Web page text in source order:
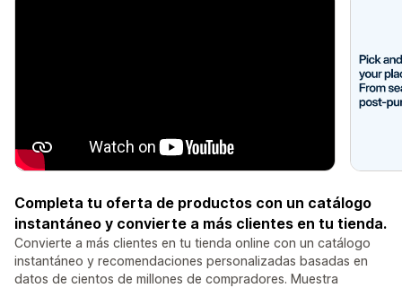
Completa tu oferta de productos con un catálogo
instantáneo y convierte a más clientes en tu tienda.
Convierte a más clientes en tu tienda online con un catálogo
instantáneo y recomendaciones personalizadas basadas en
datos de cientos de millones de compradores. Muestra